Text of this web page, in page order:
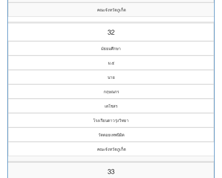
คณะจังหวัดภูเก็ต
32
มัธยมศึกษา
ม.๕
นาย
กฤษณกร
เดโชสร
โรงเรียนดาวรุ่งวิทยา
วัดดอยเทพนิมิต
คณะจังหวัดภูเก็ต
33